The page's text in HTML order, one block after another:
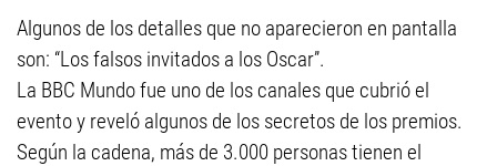
Algunos de los detalles que no aparecieron en pantalla
son: “Los falsos invitados a los Oscar”.
La BBC Mundo fue uno de los canales que cubrió el
evento y reveló algunos de los secretos de los premios.
Según la cadena, más de 3.000 personas tienen el